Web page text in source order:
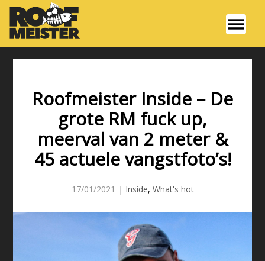
Roofmeister Inside – De
grote RM fuck up,
meerval van 2 meter &
45 actuele vangstfoto’s!
17/01/2021 | Inside, What's hot